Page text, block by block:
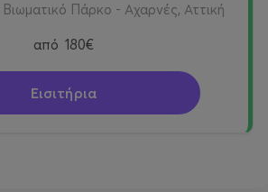
Πάρκο - Αχαρνές, Αττική
από 180€
Εισιτήρια